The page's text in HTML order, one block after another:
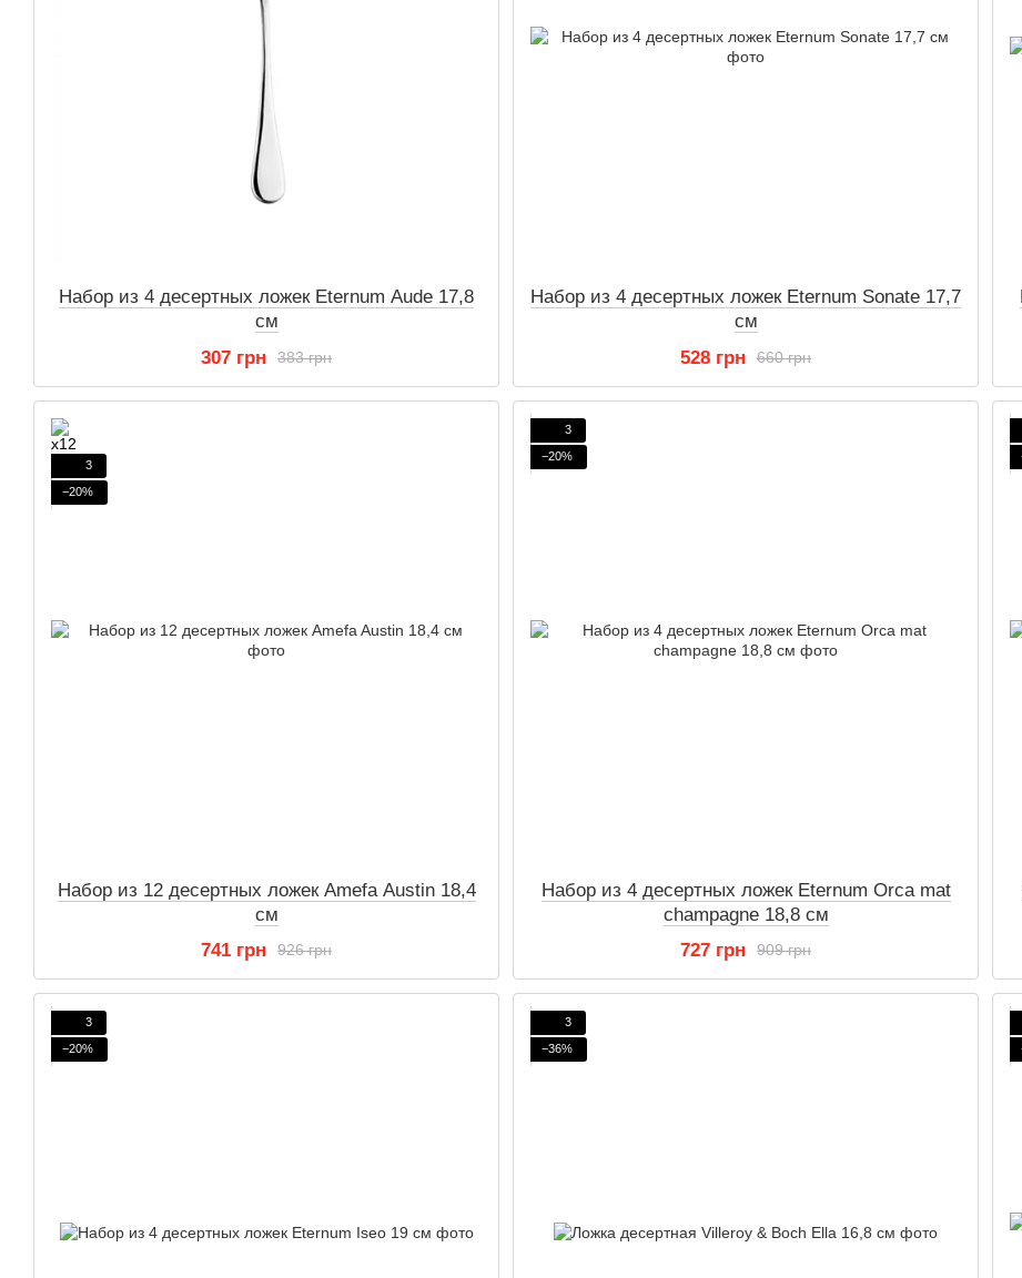
Набор из 4 десертных ложек Eternum Aude 17,8
см
383 грн
307 грн
Набор из 4 десертных ложек Eternum Sonate 17,7
см
660 грн
528 грн
3
−20%
Набор из 12 десертных ложек Amefa Austin 18,4
см
926 грн
741 грн
3
−20%
Набор из 4 десертных ложек Eternum Orca mat
champagne 18,8 см
909 грн
727 грн
3
−20%
3
−36%